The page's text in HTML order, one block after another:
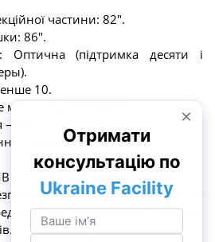
частини: 82".
86".
Оптична (підтримка десяти і
10.
менше 32768*32768.
6ms.
– 2mm.
.
підтримку управління
за допомогою дотиків